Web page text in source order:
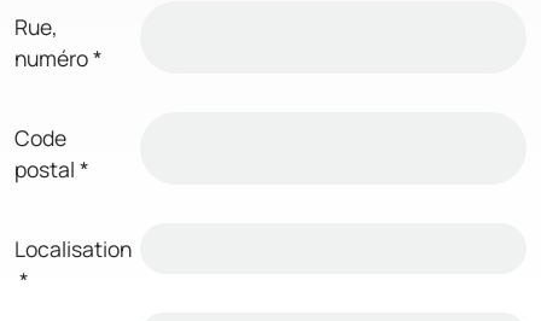
Rue,
numéro*
Code
postal *
Localisation
*